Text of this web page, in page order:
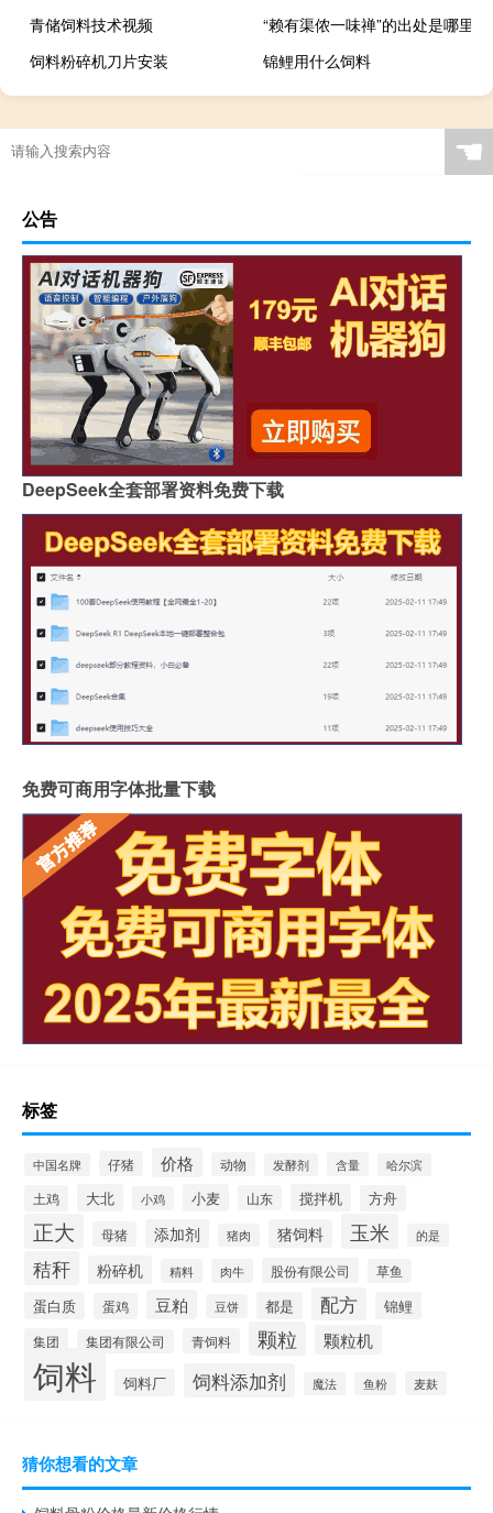
青储饲料技术视频
“赖有渠侬一味禅”的出处是哪里
饲料粉碎机刀片安装
锦鲤用什么饲料
☚
公告
DeepSeek全套部署资料免费下载
免费可商用字体批量下载
标签
中国名牌 仔猪 价格 动物 发酵剂 含量 哈尔滨
土鸡 大北 小鸡 小麦 山东 搅拌机 方舟
正大 母猪 添加剂 猪肉 猪饲料 玉米 的是
秸秆 粉碎机 精料 肉牛 股份有限公司 草鱼
蛋白质 蛋鸡 豆粕 豆饼 都是 配方 锦鲤
集团 集团有限公司 青饲料 颗粒 颗粒机
饲料 饲料厂 饲料添加剂 魔法 鱼粉 麦麸
猜你想看的文章